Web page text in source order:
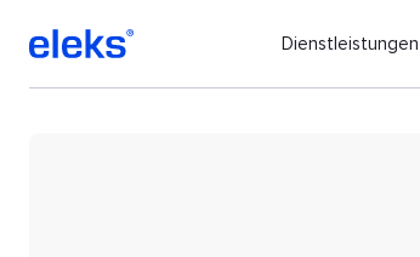
Dienstleistungen